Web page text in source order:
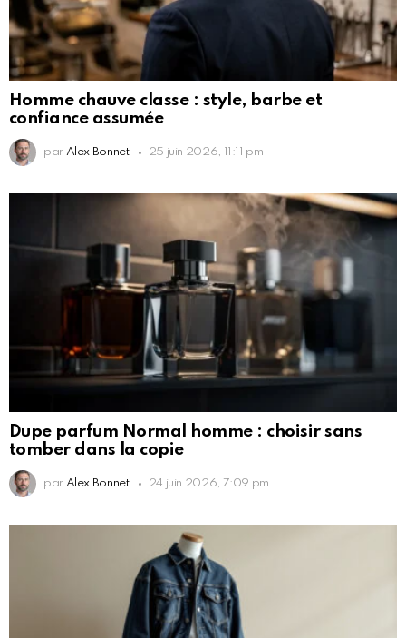
Homme chauve classe : style, barbe et
confiance assumée
par Alex Bonnet 25 juin 2026, 11:11 pm
Dupe parfum Normal homme : choisir sans
tomber dans la copie
par Alex Bonnet 24 juin 2026, 7:09 pm